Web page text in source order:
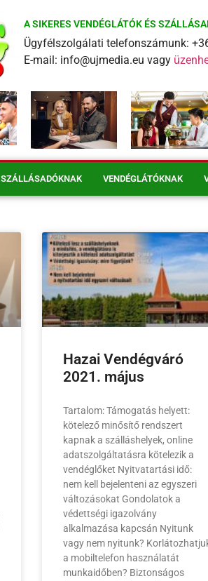
A SIKERES VENDÉGLÁTÓK ÉS
Ügyfélszolgálati telefonszámunk:
E-mail: info@ujmedia.eu vagy
SZÁLLÁSADÓKNAK VENDÉGLÁTÓKNAK
Hazai Vendégváró
2021. május
Tartalom: Támogatás helyett:
kötelező minősítő rendszert
kapnak a szálláshelyek, online
adatszolgáltatásra kötelezik a
vendéglőket Nyitvatartási idő:
nem kell bejelenteni az egyszeri
változásokat Gondolatok a
védettségi igazolvány
alkalmazása kapcsán Nyitunk
vagy nem nyitunk?
a mobiltelefon használatát
munkaidőben? Biztonságos